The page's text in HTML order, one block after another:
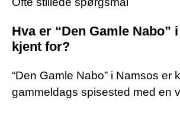
Hva er “Den Gamle Nabo”
kjent for?
“Den Gamle Nabo” i Namsos er
gammeldags spisested med en